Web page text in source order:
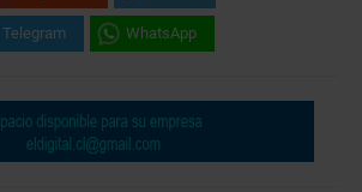
Telegram WhatsApp